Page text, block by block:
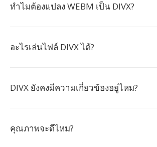
ทำไมต้องแปลง WEBM เป็น DIVX?
อะไรเล่นไฟล์ DIVX ได้?
DIVX ยังคงมีความเกี่ยวข้องอยู่ไหม?
คุณภาพจะดีไหม?